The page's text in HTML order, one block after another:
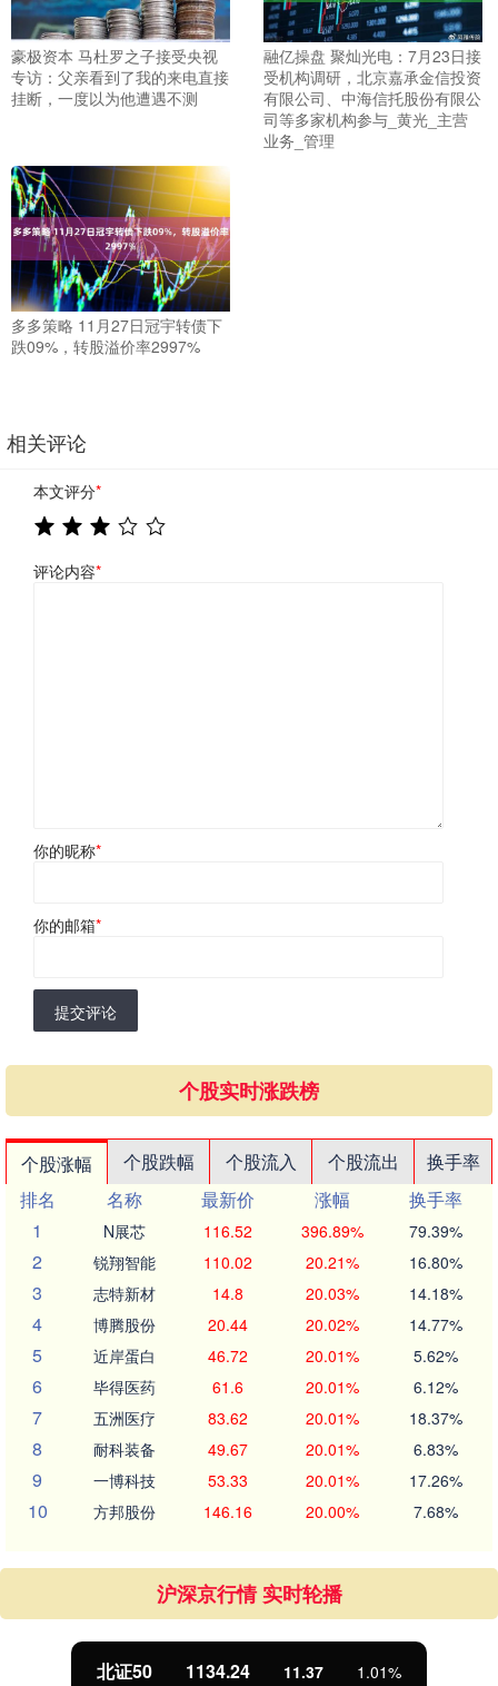
豪极资本 马杜罗之子接受央视
专访：父亲看到了我的来电直接
挂断，一度以为他遭遇不测
融亿操盘 聚灿光电：7月23日接
受机构调研，北京嘉承金信投资
有限公司、中海信托股份有限公
司等多家机构参与_黄光_主营
业务_管理
多多策略 11月27日冠宇转债下
跌09%，转股溢价率2997%
相关评论
本文评分*
评论内容*
你的昵称*
你的邮箱*
提交评论
个股实时涨跌榜
个股涨幅 个股跌幅 个股流入 个股流出
换手率
排名
名称 最新价 涨幅
换手率
1
N展芯 116.52 396.89% 79.39%
2 锐翔智能 110.02 20.21% 16.80%
3 志特新材 14.8 20.03% 14.18%
4 博腾股份 20.44 20.02% 14.77%
5 近岸蛋白 46.72 20.01% 5.62%
6 毕得医药 61.6 20.01% 6.12%
7 五洲医疗 83.62 20.01% 18.37%
8 耐科装备 49.67 20.01% 6.83%
9 一博科技 53.33 20.01% 17.26%
10 方邦股份 146.16 20.00% 7.68%
沪深京行情 实时轮播
北证50 1134.24 11.37 1.01%